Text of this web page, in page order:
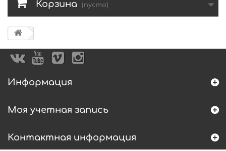
Корзина (пусто)
Информация
Моя учетная запись
Контактная информация